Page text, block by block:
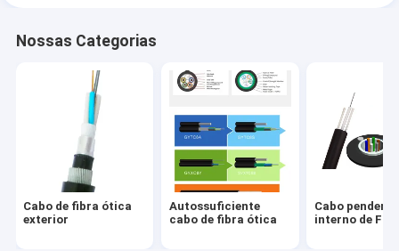
Nossas Categorias
Cabo de fibra ótica
exterior
Autossuficiente
cabo de fibra ótica
Cabo pendente
interno de